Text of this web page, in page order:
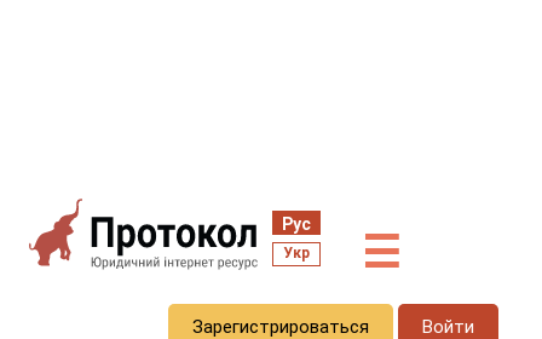
Рус
Укр ☰
Зарегистрироваться Войти